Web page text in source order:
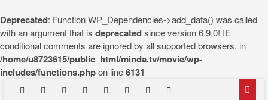
Deprecated: Function WP_Dependencies->add_data() was called
with an argument that is deprecatedsince version 6.9.0! IE
conditional comments are ignored by all supported browsers. in
/home/u8723615/public_html/minda.tv/movie/wp-
includes/functions.phpon line6131
facebookx.com pinterestdribbbleinstagramflickr linkedinthemefreesia